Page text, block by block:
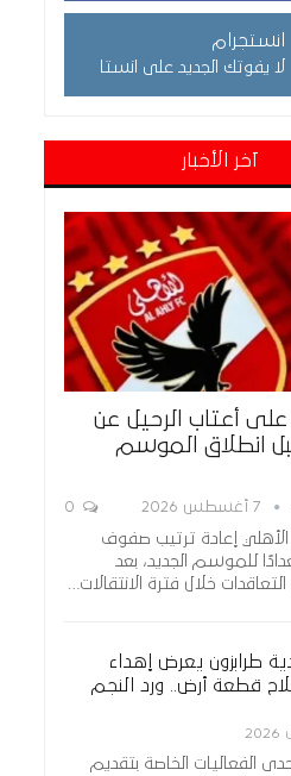
انستجرام
لا يفوتك الجديد على انستا
آخر الأخبار
على أعتاب الرحيل عن
انطلاق الموسم
7 أغسطس 2026
الأهلي إعادة ترتيب صفوف
للموسم الجديد، بعد
خلال فترة الانتقالات…
طرابزون يعرض إهداء
قطعة أرض.. ورد النجم
الفعاليات الخاصة بتقديم